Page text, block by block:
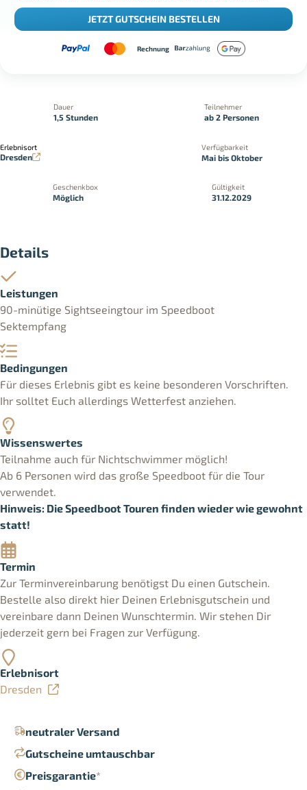
JETZT GUTSCHEIN BESTELLEN
Rechnung
Dauer
1,5 Stunden
Teilnehmer
ab 2 Personen
Erlebnisort
Dresden
Verfügbarkeit
Mai bis Oktober
Geschenkbox
Möglich
Gültigkeit
31.12.2029
neutraler Versand
Gutscheine umtauschbar
Preisgarantie*
Details
Leistungen
90-minütige Sightseeingtour im Speedboot
Sektempfang
Bedingungen
Für dieses Erlebnis gibt es keine besonderen Vorschriften.
Ihr solltet Euch allerdings Wetterfest anziehen.
Wissenswertes
Teilnahme auch für Nichtschwimmer möglich!
Ab 6 Personen wird das große Speedboot für die Tour
verwendet.
Hinweis: Die Speedboot Touren finden wieder wie gewohnt
statt!
Termin
Zur Terminvereinbarung benötigst Du einen Gutschein.
Bestelle also direkt hier Deinen Erlebnisgutschein und
vereinbare dann Deinen Wunschtermin. Wir stehen Dir
jederzeit gern bei Fragen zur Verfügung.
Erlebnisort
Dresden